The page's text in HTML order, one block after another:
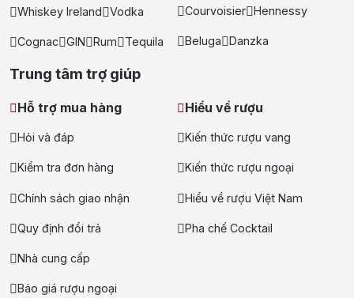
Whiskey Ireland Vodka
Cognac GIN Rum Tequila
Courvoisier Hennessy
Beluga Danzka
Trung tâm trợ giúp
Hỗ trợ mua hàng
Hỏi và đáp
Kiểm tra đơn hàng
Chính sách giao nhận
Quy định đổi trả
Nhà cung cấp
Báo giá rượu ngoại
Hiểu về rượu
Kiến thức rượu vang
Kiến thức rượu ngoại
Hiểu về rượu Việt Nam
Pha chế Cocktail